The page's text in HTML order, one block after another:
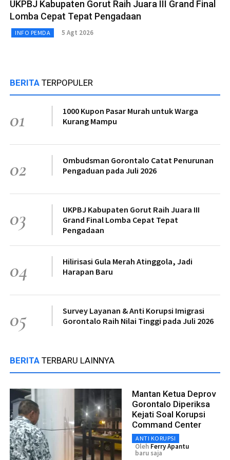
UKPBJ Kabupaten Gorut Raih Juara III Grand Final
Lomba Cepat Tepat Pengadaan
INFO PEMDA 5 Agt 2026
BERITA TERPOPULER
01
1000 Kupon Pasar Murah untuk Warga
Kurang Mampu
02
Ombudsman Gorontalo Catat Penurunan
Pengaduan pada Juli 2026
03
UKPBJ Kabupaten Gorut Raih Juara III
Grand Final Lomba Cepat Tepat
Pengadaan
04
Hilirisasi Gula Merah Atinggola, Jadi
Harapan Baru
05
Survey Layanan & Anti Korupsi Imigrasi
Gorontalo Raih Nilai Tinggi pada Juli 2026
BERITA TERBARU LAINNYA
Mantan Ketua Deprov
Gorontalo Diperiksa
Kejati Soal Korupsi
Command Center
ANTI KORUPSI
Oleh Ferry Apantu
baru saja